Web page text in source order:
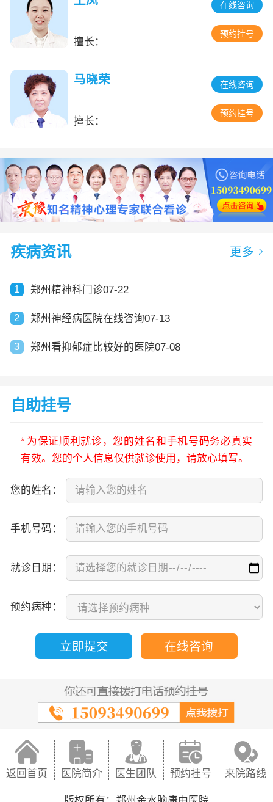
擅长：
在线咨询
预约挂号
马晓荣
擅长：
在线咨询
预约挂号
疾病资讯 更多
1 郑州精神科门诊07-22
2 郑州神经病医院在线咨询07-13
3 郑州看抑郁症比较好的医院07-08
自助挂号
* 为保证顺利就诊，您的姓名和手机号码务必真实
有效。您的个人信息仅供就诊使用，请放心填写。
您的姓名：
手机号码：
就诊日期：
预约病种：
立即提交 在线咨询
返回首页 医院简介 医生团队 预约挂号 来院路线